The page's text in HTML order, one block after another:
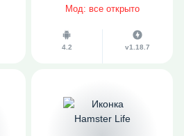
Мод: все открыто
4.2 v1.18.7